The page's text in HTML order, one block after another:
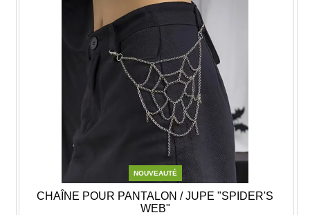
NOUVEAUTÉ
CHAÎNE POUR PANTALON / JUPE "SPIDER'S
WEB"